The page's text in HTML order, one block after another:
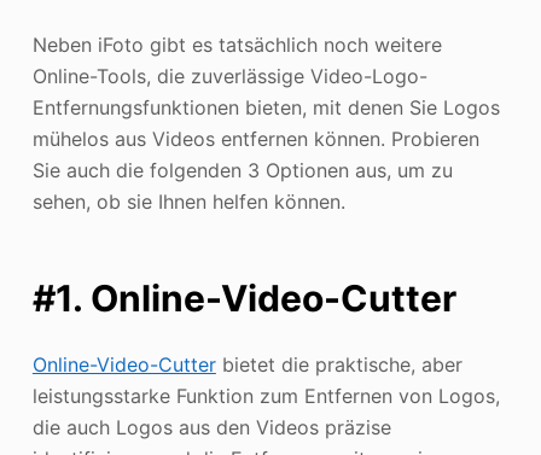
Neben iFoto gibt es tatsächlich noch weitere
Online-Tools, die zuverlässige Video-Logo-
Entfernungsfunktionen bieten, mit denen Sie Logos
mühelos aus Videos entfernen können. Probieren
Sie auch die folgenden 3 Optionen aus, um zu
sehen, ob sie Ihnen helfen können.
#1. Online-Video-Cutter
Online-Video-Cutterbietet die praktische, aber
leistungsstarke Funktion zum Entfernen von Logos,
die auch Logos aus den Videos präzise